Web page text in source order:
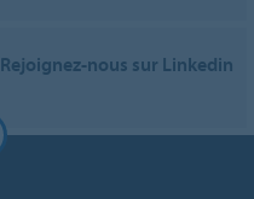
Rejoignez-nous sur Linkedin